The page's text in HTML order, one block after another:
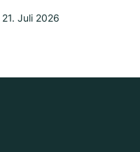
21. Juli 2026